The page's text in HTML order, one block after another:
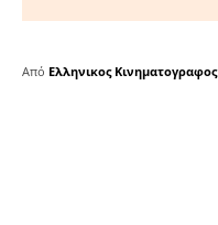
Από Ελληνικος Κινηματογραφος